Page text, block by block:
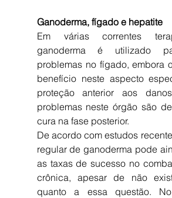
Ganoderma, fígado e hepatite
Em várias correntes
ganoderma é utilizado
problemas no fígado, embora
benefício neste aspecto
proteção anterior aos
problemas neste órgão são
cura na fase posterior.
De acordo com estudos
regular de ganoderma pode
as taxas de sucesso no
crônica, apesar de não
quanto a essa questão.